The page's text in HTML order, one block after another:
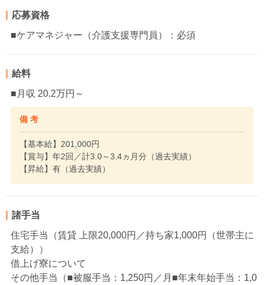
応募資格
■ケアマネジャー（介護支援専門員）：必須
給料
■月収 20.2万円～
備 考
【基本給】201,000円
【賞与】年2回／計3.0～3.4ヵ月分（過去実績）
【昇給】有（過去実績）
諸手当
住宅手当（賃貸 上限20,000円／持ち家1,000円（世帯主に
支給））
借上げ寮について
その他手当（■被服手当：1,250円／月■年末年始手当：1,0